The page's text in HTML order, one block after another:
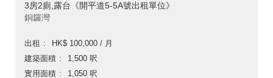
3房2廁,露台《開平道5-5A號出租單位》
銅鑼灣
出租
HK$ 100,000 / 月
建築面積
1,500 呎
實用面積
1,050 呎